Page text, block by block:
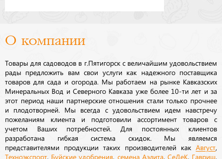
О компании
Товары для садоводов в г.Пятигорск с величайшим удовольствием
рады предложить вам свои услуги как надежного поставщика
товаров для сада и огорода. Мы работаем на рынке Кавказских
Минеральных Вод и Северного Кавказа уже более 10-ти лет и за
этот период наши партнерские отношения стали только прочнее
и плодотворней. Мы всегда с удовольствием идем навстречу
пожеланиям клиента и подготовили ассортимент товаров с
учетом Ваших потребностей. Для постоянных клиентов
разработана гибкая система скидок. Мы являемся
представителями продукции таких производителей как Август
Техноэкспорт Буйские удобрения семена Аэлита, СеДеК, Гавриш